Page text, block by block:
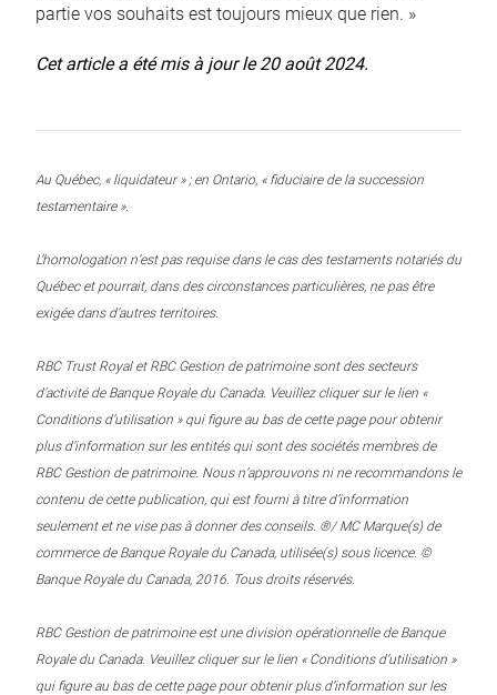
partie vos souhaits est toujours mieux que rien. »
Cet article a été mis à jour le 20 août 2024.
Au Québec, « liquidateur » ; en Ontario, « fiduciaire de la succession
testamentaire ».
L’homologation n’est pas requise dans le cas des testaments notariés du
Québec et pourrait, dans des circonstances particulières, ne pas être
exigée dans d’autres territoires.
RBC Trust Royal et RBC Gestion de patrimoine sont des secteurs
d’activité de Banque Royale du Canada. Veuillez cliquer sur le lien «
Conditions d’utilisation » qui figure au bas de cette page pour obtenir
plus d’information sur les entités qui sont des sociétés membres de
RBC Gestion de patrimoine. Nous n’approuvons ni ne recommandons le
contenu de cette publication, qui est fourni à titre d’information
seulement et ne vise pas à donner des conseils. ®/ MC Marque(s) de
commerce de Banque Royale du Canada, utilisée(s) sous licence. ©
Banque Royale du Canada, 2016. Tous droits réservés.
RBC Gestion de patrimoine est une division opérationnelle de Banque
Royale du Canada. Veuillez cliquer sur le lien « Conditions d’utilisation »
qui figure au bas de cette page pour obtenir plus d’information sur les